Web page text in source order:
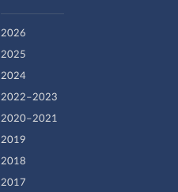
2026
2025
2024
2022–2023
2020–2021
2019
2018
2017